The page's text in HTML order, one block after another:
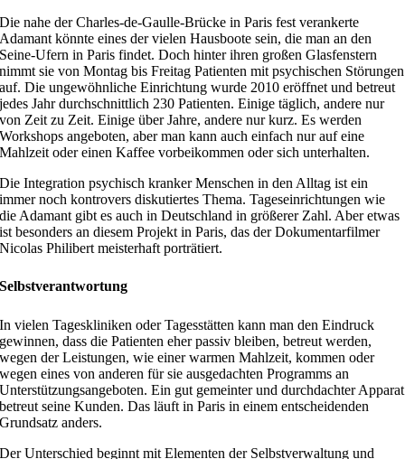
Die nahe der Charles-de-Gaulle-Brücke in Paris fest verankerte
Adamant könnte eines der vielen Hausboote sein, die man an den
Seine-Ufern in Paris findet. Doch hinter ihren großen Glasfenstern
nimmt sie von Montag bis Freitag Patienten mit psychischen Störungen
auf. Die ungewöhnliche Einrichtung wurde 2010 eröffnet und betreut
jedes Jahr durchschnittlich 230 Patienten. Einige täglich, andere nur
von Zeit zu Zeit. Einige über Jahre, andere nur kurz. Es werden
Workshops angeboten, aber man kann auch einfach nur auf eine
Mahlzeit oder einen Kaffee vorbeikommen oder sich unterhalten.
Die Integration psychisch kranker Menschen in den Alltag ist ein
immer noch kontrovers diskutiertes Thema. Tageseinrichtungen wie
die Adamant gibt es auch in Deutschland in größerer Zahl. Aber etwas
ist besonders an diesem Projekt in Paris, das der Dokumentarfilmer
Nicolas Philibert meisterhaft porträtiert.
Selbstverantwortung
In vielen Tageskliniken oder Tagesstätten kann man den Eindruck
gewinnen, dass die Patienten eher passiv bleiben, betreut werden,
wegen der Leistungen, wie einer warmen Mahlzeit, kommen oder
wegen eines von anderen für sie ausgedachten Programms an
Unterstützungsangeboten. Ein gut gemeinter und durchdachter Apparat
betreut seine Kunden. Das läuft in Paris in einem entscheidenden
Grundsatz anders.
Der Unterschied beginnt mit Elementen der Selbstverwaltung und